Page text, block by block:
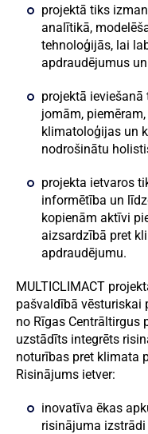
projektā tiks
analītikā,
tehnoloģijās, lai
apdraudējumus
projektā
jomām,
klimatoloģijas un
nodrošinātu
projekta ietvaros
informētība un
kopienām aktīvi
aizsardzībā pret
apdraudējumu.
MULTICLIMACT
pašvaldībā vēsturiskai
no Rīgas Centrāltirgus
uzstādīts integrēts
noturības pret klimata
Risinājums ietver:
inovatīva ēkas
risinājuma izstrādi